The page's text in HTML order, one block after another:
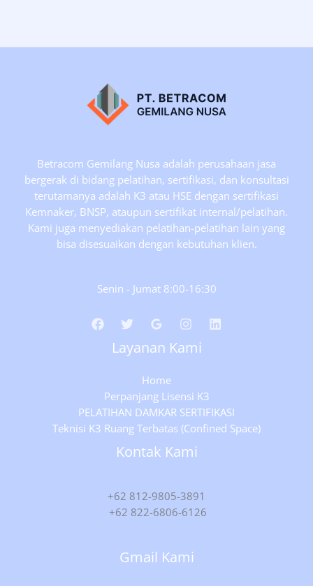
Betracom Gemilang Nusa adalah perusahaan jasa
bergerak di bidang pelatihan, sertifikasi, dan konsultasi
terutamanya adalah K3 atau HSE dengan sertifikasi
Kemnaker, BNSP, ataupun sertifikat internal/pelatihan.
Kami juga menyediakan pelatihan-pelatihan lain yang
bisa disesuaikan dengan kebutuhan klien.
Senin - Jumat 8:00-16:30
Layanan Kami
Home
Perpanjang Lisensi K3
PELATIHAN DAMKAR SERTIFIKASI
Teknisi K3 Ruang Terbatas (Confined Space)
Kontak Kami
+62 812-9805-3891
+62 822-6806-6126
Gmail Kami